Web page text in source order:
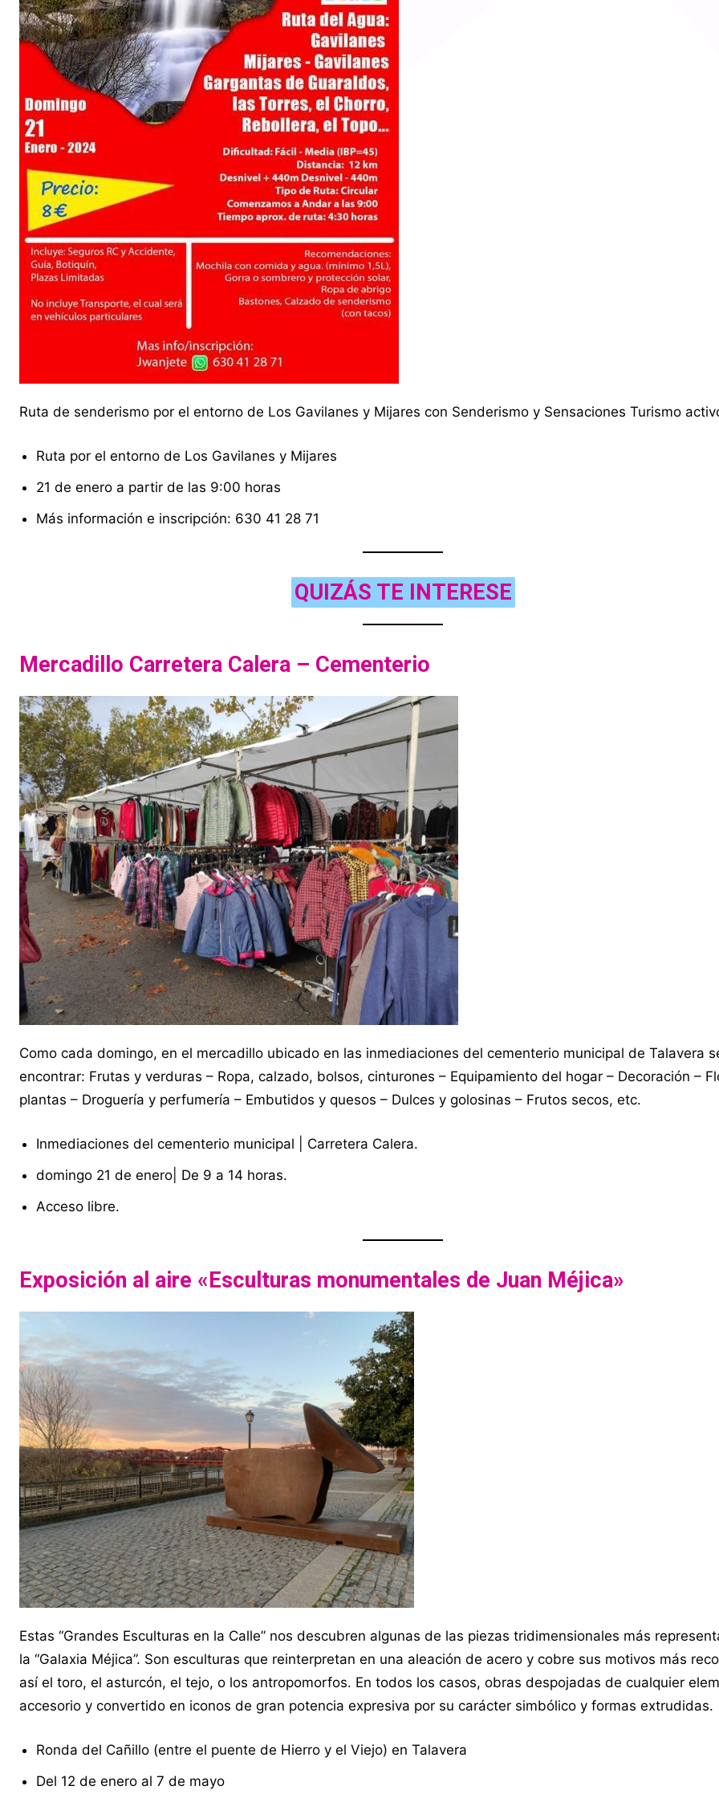
Ruta de senderismo por el entorno de Los Gavilanes y Mijares con Senderismo y Sensaciones Turismo
Ruta por el entorno de Los Gavilanes y Mijares
21 de enero a partir de las 9:00 horas
Más información e inscripción: 630 41 28 71
QUIZÁS TE INTERESE
Mercadillo Carretera Calera – Cementerio
Como cada domingo, en el mercadillo ubicado en las inmediaciones del cementerio municipal de Talavera
encontrar: Frutas y verduras – Ropa, calzado, bolsos, cinturones – Equipamiento del hogar – Decoración –
plantas – Droguería y perfumería – Embutidos y quesos – Dulces y golosinas – Frutos secos, etc.
Inmediaciones del cementerio municipal | Carretera Calera.
domingo 21 de enero| De 9 a 14 horas.
Acceso libre.
Exposición al aire «Esculturas monumentales de Juan Méjica»
Estas “Grandes Esculturas en la Calle” nos descubren algunas de las piezas tridimensionales más
la “Galaxia Méjica”. Son esculturas que reinterpretan en una aleación de acero y cobre sus motivos más
así el toro, el asturcón, el tejo, o los antropomorfos. En todos los casos, obras despojadas de cualquier
accesorio y convertido en iconos de gran potencia expresiva por su carácter simbólico y formas extrudidas.
Ronda del Cañillo (entre el puente de Hierro y el Viejo) en Talavera
Del 12 de enero al 7 de mayo